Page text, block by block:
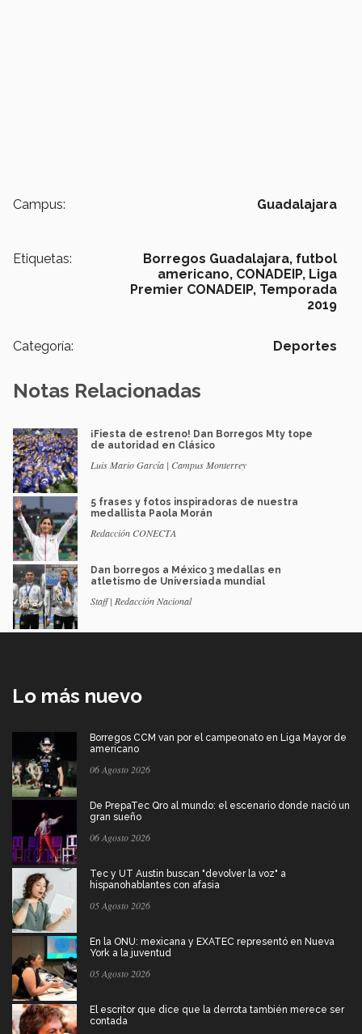
Campus: Guadalajara
Etiquetas: Borregos Guadalajara, futbol
americano, CONADEIP, Liga
Premier CONADEIP, Temporada
2019
Categoría: Deportes
Notas Relacionadas
¡Fiesta de estreno! Dan Borregos Mty tope
de autoridad en Clásico
Luis Mario García | Campus Monterrey
5 frases y fotos inspiradoras de nuestra
medallista Paola Morán
Redacción CONECTA
Dan borregos a México 3 medallas en
atletismo de Universiada mundial
Staff | Redacción Nacional
Lo más nuevo
Borregos CCM van por el campeonato en Liga Mayor de
americano
06 Agosto 2026
De PrepaTec Qro al mundo: el escenario donde nació un
gran sueño
06 Agosto 2026
Tec y UT Austin buscan "devolver la voz" a
hispanohablantes con afasia
05 Agosto 2026
En la ONU: mexicana y EXATEC representó en Nueva
York a la juventud
05 Agosto 2026
El escritor que dice que la derrota también merece ser
contada